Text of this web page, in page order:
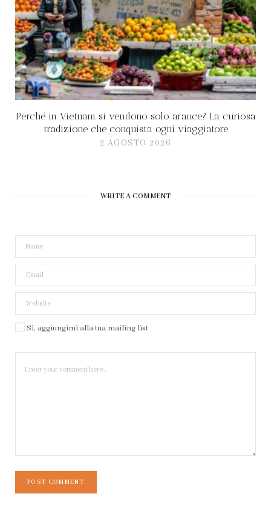
Perché in Vietnam si vendono solo arance? La curiosa
tradizione che conquista ogni viaggiatore
2 AGOSTO 2026
WRITE A COMMENT
Si, aggiungimi alla tua mailing list